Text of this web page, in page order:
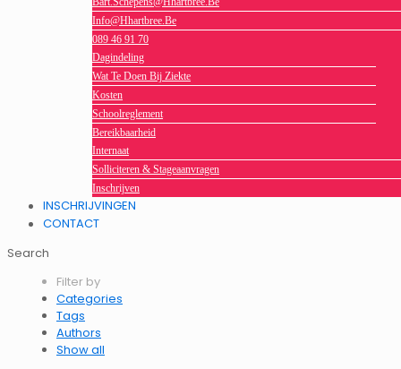
Info@hhartbree.be
089 46 91 70
Dagindeling
Wat Te Doen Bij Ziekte
Kosten
Schoolreglement
Bereikbaarheid
Internaat
Solliciteren & Stageaanvragen
Inschrijven
INSCHRIJVINGEN
CONTACT
Search
Filter by
Categories
Tags
Authors
Show all